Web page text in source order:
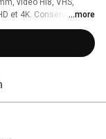
vidéo Hi8, VHS,
et 4K. Conservation,
de haute
...more